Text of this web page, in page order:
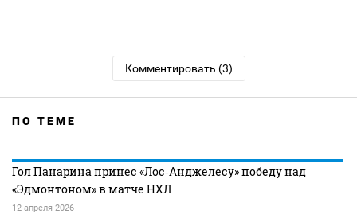
Комментировать (3)
ПО ТЕМЕ
Гол Панарина принес «Лос‑Анджелесу» победу над
«Эдмонтоном» в матче НХЛ
12 апреля 2026